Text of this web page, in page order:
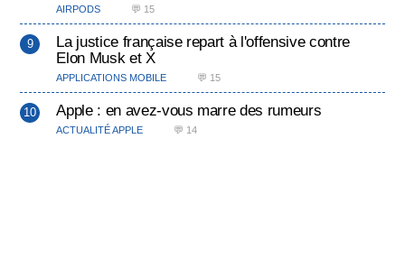
AIRPODS 💬 15
La justice française repart à l'offensive contre
Elon Musk et X
APPLICATIONS MOBILE 💬 15
Apple : en avez-vous marre des rumeurs
ACTUALITÉ APPLE 💬 14